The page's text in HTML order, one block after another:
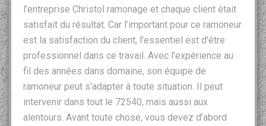
l’entreprise Christol ramonage et chaque client était
satisfait du résultat. Car l’important pour ce ramoneur
est la satisfaction du client, l’essentiel est d’être
professionnel dans ce travail. Avec l’expérience au
fil des années dans domaine, son équipe de
ramoneur peut s’adapter à toute situation. Il peut
intervenir dans tout le 72540, mais aussi aux
alentours. Avant toute chose, vous devez d’abord